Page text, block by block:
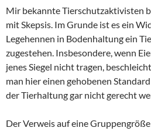
Mir bekannte Tierschutzaktivisten
mit Skepsis. Im Grunde ist es ein
Legehennen in Bodenhaltung ein
zugestehen. Insbesondere, wenn
jenes Siegel nicht tragen,
man hier einen gehobenen
der Tierhaltung gar nicht gerecht
Der Verweis auf eine